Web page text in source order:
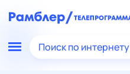
Поиск по интернету